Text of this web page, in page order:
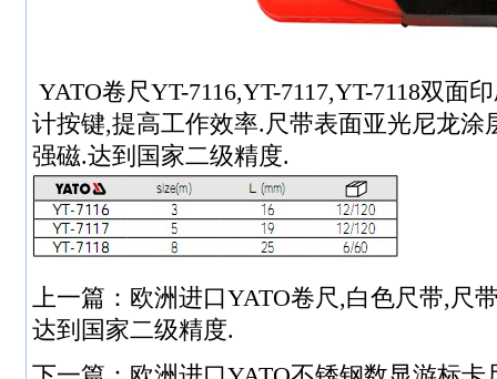
YATO卷尺YT-7116,YT-7117,YT-7118双面
计按键,提高工作效率.尺带表面亚光尼龙涂
强磁.达到国家二级精度.
上一篇： 欧洲进口YATO卷尺,白色尺带,尺
达到国家二级精度.